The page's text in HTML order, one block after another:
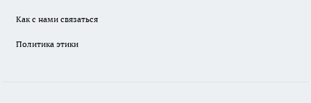
Как с нами связаться
Политика этики